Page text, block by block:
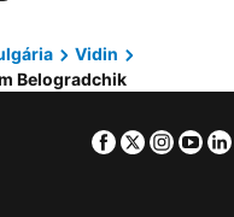
Vidin
Belogradchik
Facebook
Twitter